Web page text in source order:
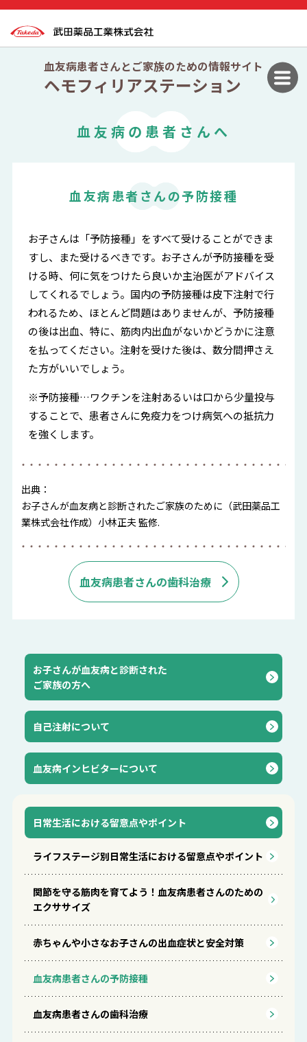
血友病患者さんとご家族のための情報サイト
ヘモフィリアステーション
血友病の患者さんへ
お子さんが血友病と診断された
ご家族の方へ
自己注射について
血友病インヒビターについて
⽇常⽣活における留意点やポイント
ライフステージ別⽇常⽣活における留意点やポイント
関節を守る筋肉を育てよう！血友病患者さんのための
エクササイズ
赤ちゃんや小さなお子さんの出血症状と安全対策
血友病患者さんの予防接種
血友病患者さんの歯科治療
血友病患者さんの予防接種
お子さんは「予防接種」をすべて受けることができま
すし、また受けるべきです。お子さんが予防接種を受
ける時、何に気をつけたら良いか主治医がアドバイス
してくれるでしょう。国内の予防接種は皮下注射で行
われるため、ほとんど問題はありませんが、予防接種
の後は出血、特に、筋肉内出血がないかどうかに注意
を払ってください。注射を受けた後は、数分間押さえ
た方がいいでしょう。
※予防接種…ワクチンを注射あるいは口から少量投与
することで、患者さんに免疫力をつけ病気への抵抗力
を強くします。
出典：
お子さんが血友病と診断されたご家族のために（武田薬品工
業株式会社作成）小林正夫 監修.
血友病患者さんの歯科治療